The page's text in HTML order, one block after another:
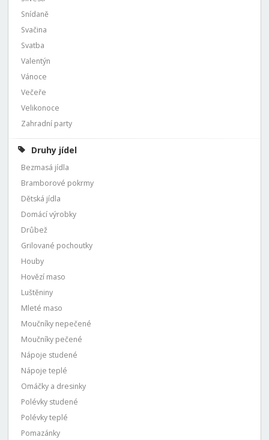
Snídaně
Svačina
Svatba
Valentýn
Vánoce
Večeře
Velikonoce
Zahradní party
Druhy jídel
Bezmasá jídla
Bramborové pokrmy
Dětská jídla
Domácí výrobky
Drůbež
Grilované pochoutky
Houby
Hovězí maso
Luštěniny
Mleté maso
Moučníky nepečené
Moučníky pečené
Nápoje studené
Nápoje teplé
Omáčky a dresinky
Polévky studené
Polévky teplé
Pomazánky